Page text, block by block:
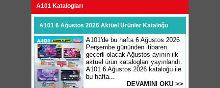
A101 Katalogları
A101 6 Ağustos 2026 Aktüel Ürünler Kataloğu
A101'de bu hafta 6 Ağustos 2026
Perşembe gününden itibaren
geçerli olacak Ağustos ayının ilk
aktüel ürün katalogları yayınlandı.
A101 6 Ağustos 2026 kataloğu ile
bu hafta...
DEVAMINI OKU >>